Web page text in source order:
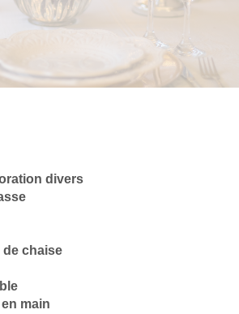
divers
de chaise
main